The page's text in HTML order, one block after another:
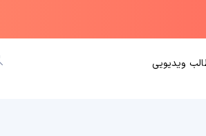
ویدیویی